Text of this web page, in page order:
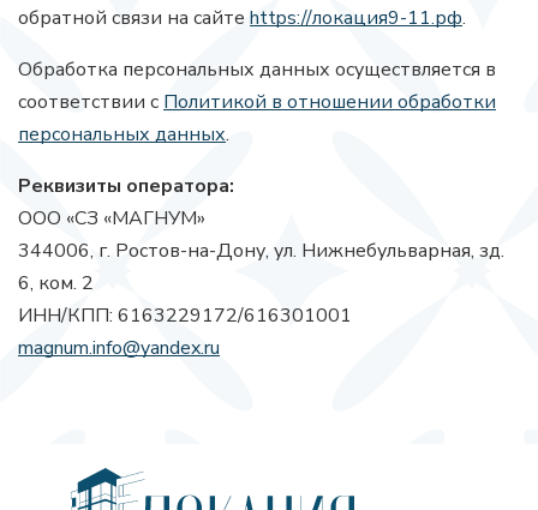
обратной связи на сайте https://локация9-11.рф.
Обработка персональных данных осуществляется в
соответствии с Политикой в отношении обработки
персональных данных.
Реквизиты оператора:
ООО «СЗ «МАГНУМ»
344006, г. Ростов-на-Дону, ул. Нижнебульварная, зд.
6, ком. 2
ИНН/КПП: 6163229172/616301001
magnum.info@yandex.ru